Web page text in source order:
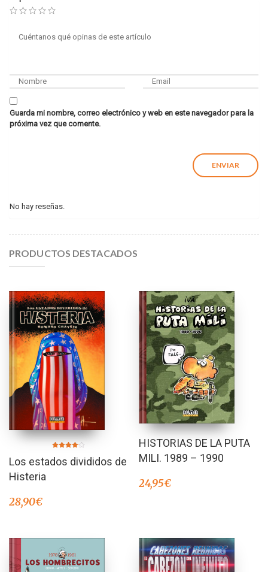
Guarda mi nombre, correo electrónico y web en este navegador para la
próxima vez que comente.
No hay reseñas.
PRODUCTOS DESTACADOS
en
4.00
Los estados divididos de
Histeria
28,90€
HISTORIAS DE LA PUTA
MILI. 1989 – 1990
24,95€